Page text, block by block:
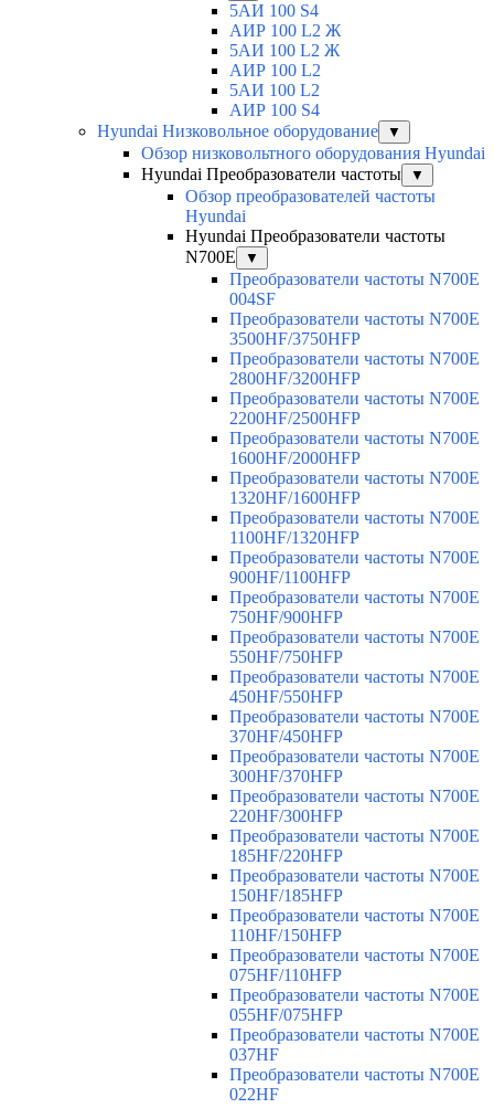
5АИ 100 S4
АИР 100 L2 Ж
5АИ 100 L2 Ж
АИР 100 L2
5АИ 100 L2
АИР 100 S4
Hyundai Низковольное оборудование
▼
Обзор низковольтного оборудования Hyundai
Hyundai Преобразователи частоты
▼
Обзор преобразователей частоты
Hyundai
Hyundai Преобразователи частоты
N700E
▼
Преобразователи частоты N700E
004SF
Преобразователи частоты N700E
3500HF/3750HFP
Преобразователи частоты N700E
2800HF/3200HFP
Преобразователи частоты N700E
2200HF/2500HFP
Преобразователи частоты N700E
1600HF/2000HFP
Преобразователи частоты N700E
1320HF/1600HFP
Преобразователи частоты N700E
1100HF/1320HFP
Преобразователи частоты N700E
900HF/1100HFP
Преобразователи частоты N700E
750HF/900HFP
Преобразователи частоты N700E
550HF/750HFP
Преобразователи частоты N700E
450HF/550HFP
Преобразователи частоты N700E
370HF/450HFP
Преобразователи частоты N700E
300HF/370HFP
Преобразователи частоты N700E
220HF/300HFP
Преобразователи частоты N700E
185HF/220HFP
Преобразователи частоты N700E
150HF/185HFP
Преобразователи частоты N700E
110HF/150HFP
Преобразователи частоты N700E
075HF/110HFP
Преобразователи частоты N700E
055HF/075HFP
Преобразователи частоты N700E
037HF
Преобразователи частоты N700E
022HF